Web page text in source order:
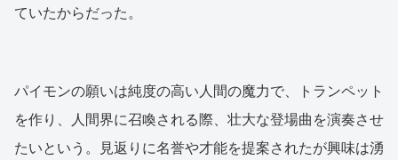
ていたからだった。
パイモンの願いは純度の高い人間の魔力で、トランペット
を作り、人間界に召喚される際、壮大な登場曲を演奏させ
たいという。見返りに名誉や才能を提案されたが興味は湧